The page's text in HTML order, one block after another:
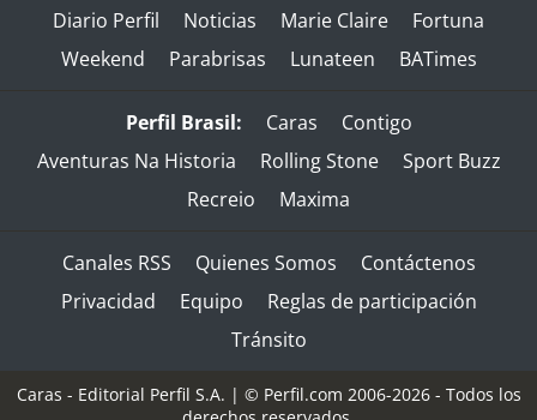
Diario Perfil Noticias Marie Claire
Fortuna
Weekend
Parabrisas Lunateen BATimes
Perfil Brasil: Caras
Contigo
Aventuras Na Historia
Rolling Stone
Sport Buzz
Recreio
Maxima
Canales RSS Quienes Somos
Contáctenos
Privacidad
Equipo
Reglas de participación
Tránsito
Caras - Editorial Perfil S.A. | © Perfil.com 2006-2026 - Todos los